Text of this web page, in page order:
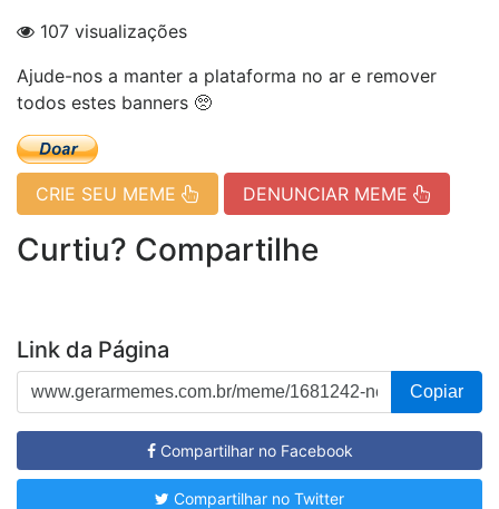
107 visualizações
Ajude-nos a manter a plataforma no ar e remover
todos estes banners 🥺
CRIE SEU MEME DENUNCIAR MEME
Curtiu? Compartilhe
Link da Página
Copiar
Compartilhar no Facebook
Compartilhar no Twitter